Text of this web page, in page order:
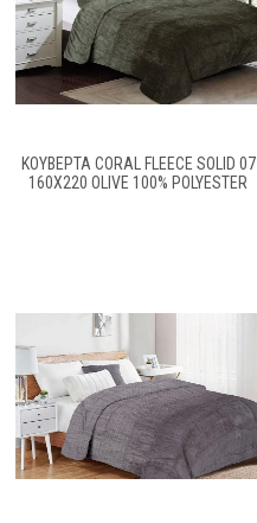
ΚΟΥΒΈΡΤΑ CORAL FLEECE SOLID 07
160X220 OLIVE 100% POLYESTER